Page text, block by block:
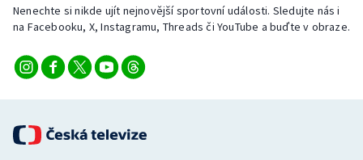
Nenechte si nikde ujít nejnovější sportovní události. Sledujte nás i
na Facebooku, X, Instagramu, Threads či YouTube a buďte v obraze.